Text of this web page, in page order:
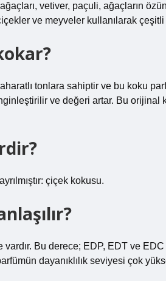
vetiver, paçuli, ağaçların
ve meyveler kullanılarak
tonlara sahiptir ve bu koku
ve değeri artar. Bu
çiçek kokusu.
vardır. Bu derece; EDP, EDT ve
dayanıklılık seviyesi çok